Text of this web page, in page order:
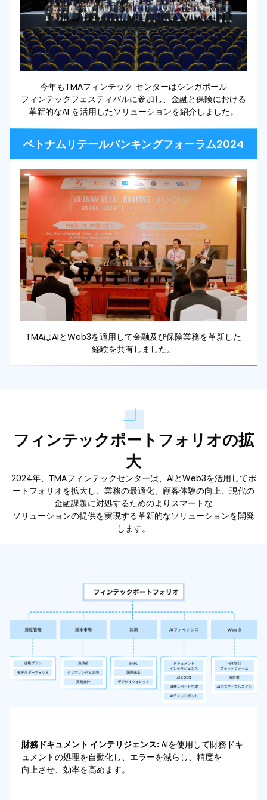
今年もTMAフィンテック センターはシンガポール
フィンテックフェスティバルに参加し、金融と保険における
革新的なAI を活用したソリューションを紹介しました。
ベトナムリテールバンキングフォーラム2024
TMAはAIとWeb3を適用して金融及び保険業務を革新した
経験を共有しました。
フィンテックポートフォリオの拡
大
2024年、TMAフィンテックセンターは、AIとWeb3を活用してポ
ートフォリオを拡大し、業務の最適化、顧客体験の向上、現代の
金融課題に対処するためのよりスマートな
ソリューションの提供を実現する革新的なソリューションを開発
します。
財務ドキュメント インテリジェンス:AIを使用して財務ドキ
ュメントの処理を自動化し、エラーを減らし、精度を
向上させ、効率を高めます。